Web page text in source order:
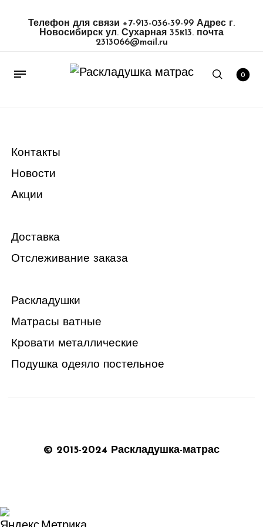
Телефон для связи +7-913-036-39-99 Адрес г.
Новосибирск ул. Сухарная 35к13. почта
2313066@mail.ru
0
Контакты
Новости
Акции
Доставка
Отслеживание заказа
Раскладушки
Матрасы ватные
Кровати металлические
Подушка одеяло постельное
© 2015-2024 Раскладушка-матрас